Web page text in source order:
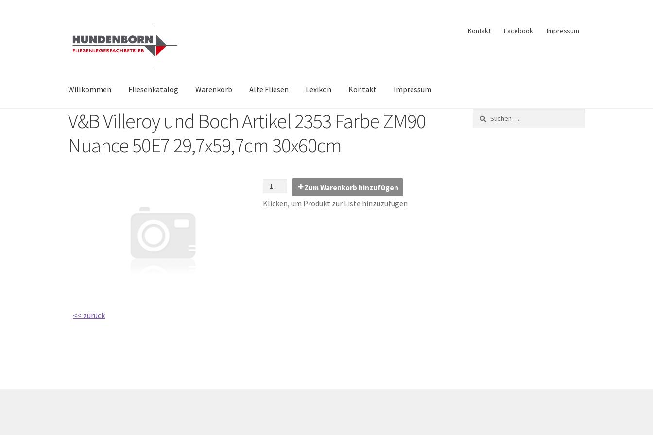
Kontakt Facebook Impressum
Willkommen Fliesenkatalog Warenkorb Alte Fliesen Lexikon Kontakt Impressum
StartAlte Fliesen, Vintage Fliesen, Reservefliesen, Austauschfliesen, Retrofliesen, Historische Fliesen Ankauf und Verkauf Anfrage senden
fundatek – DatenschutzhinweiseImpressumKontaktLexikon Vielen Dank für Ihre Anfrage
V&B Villeroy und Boch Artikel 2353 Farbe ZM90
Nuance 50E7 29,7x59,7cm 30x60cm
Zum Warenkorb hinzufügen
Klicken, um Produkt zur Liste hinzuzufügen
<< zurück